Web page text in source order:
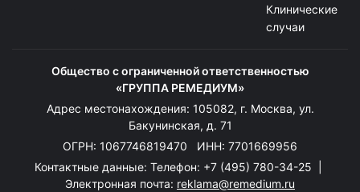
Клинические
случаи
Общество с ограниченной ответственностью
«ГРУППА РЕМЕДИУМ»
Адрес местонахождения: 105082, г. Москва, ул.
Бакунинская, д. 71
ОГРН: 1067746819470 ИНН: 7701669956
Контактные данные: Телефон: +7 (495) 780-34-25
Электронная почта: reklama@remedium.ru